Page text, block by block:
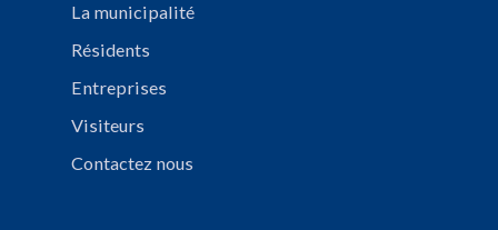
La municipalité
Résidents
Entreprises
Visiteurs
Contactez nous